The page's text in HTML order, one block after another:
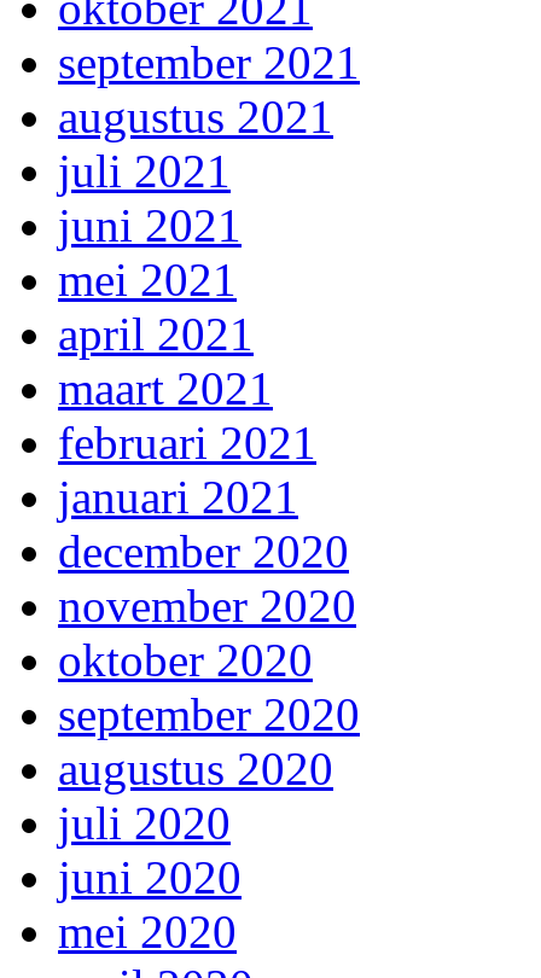
september 2021
augustus 2021
juli 2021
juni 2021
mei 2021
april 2021
maart 2021
februari 2021
januari 2021
december 2020
november 2020
oktober 2020
september 2020
augustus 2020
juli 2020
juni 2020
mei 2020